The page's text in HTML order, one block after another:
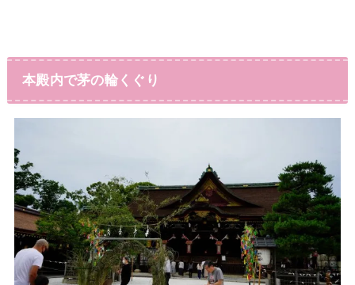
本殿内で茅の輪くぐり